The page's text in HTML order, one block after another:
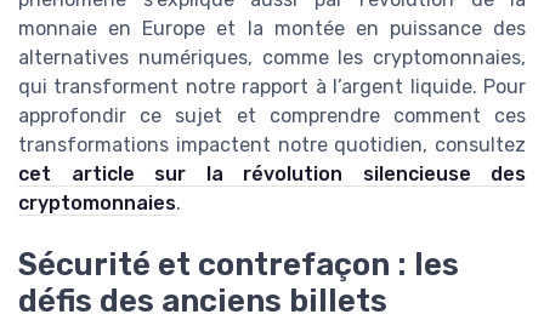
monnaie en Europe et la montée en puissance des
alternatives numériques, comme les cryptomonnaies,
qui transforment notre rapport à l’argent liquide. Pour
approfondir ce sujet et comprendre comment ces
transformations impactent notre quotidien, consultez
cet article sur la révolution silencieuse des
cryptomonnaies.
Sécurité et contrefaçon : les
défis des anciens billets